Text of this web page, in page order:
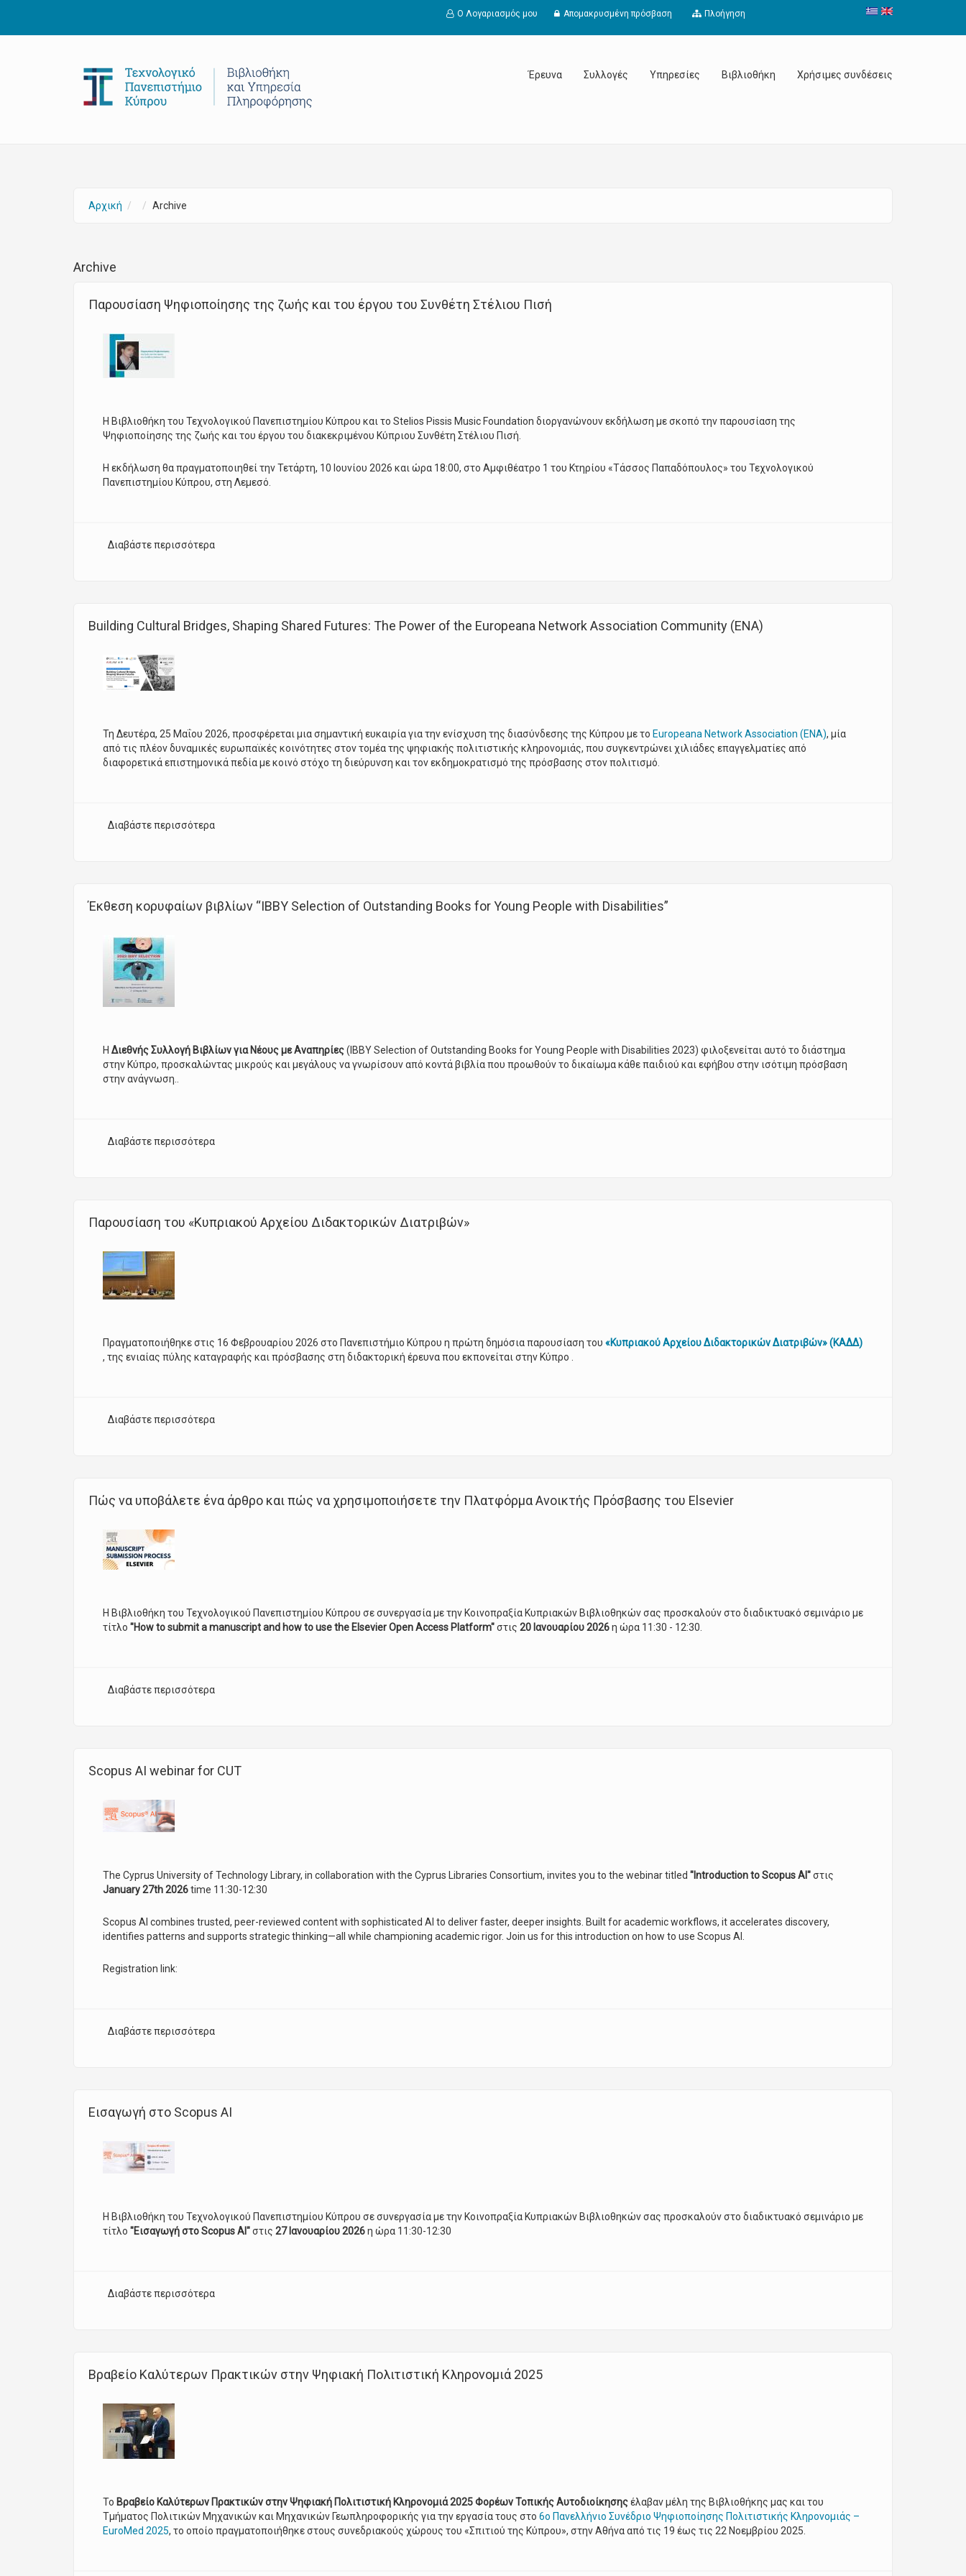
Ο Λογαριασμός μου Απομακρυσμένη πρόσβαση Πλοήγηση
Έρευνα Συλλογές Υπηρεσίες Βιβλιοθήκη Χρήσιμες συνδέσεις
Αρχική Archive
Archive
Παρουσίαση Ψηφιοποίησης της ζωής και του έργου του Συνθέτη Στέλιου Πισή
H Βιβλιοθήκη του Τεχνολογικού Πανεπιστημίου Κύπρου και το Stelios Pissis Music Foundation διοργανώνουν εκδήλωση με σκοπό την παρουσίαση της
Ψηφιοποίησης της ζωής και του έργου του διακεκριμένου Κύπριου Συνθέτη Στέλιου Πισή.
Η εκδήλωση θα πραγματοποιηθεί την Τετάρτη, 10 Ιουνίου 2026 και ώρα 18:00, στο Αμφιθέατρο 1 του Κτηρίου «Τάσσος Παπαδόπουλος» του Τεχνολογικού
Πανεπιστημίου Κύπρου, στη Λεμεσό.
Διαβάστε περισσότερα
Building Cultural Bridges, Shaping Shared Futures: The Power of the Europeana Network Association Community (ΕΝΑ)
Τη Δευτέρα, 25 Μαΐου 2026, προσφέρεται μια σημαντική ευκαιρία για την ενίσχυση της διασύνδεσης της Κύπρου με το Europeana Network Association (ENA), μία
από τις πλέον δυναμικές ευρωπαϊκές κοινότητες στον τομέα της ψηφιακής πολιτιστικής κληρονομιάς, που συγκεντρώνει χιλιάδες επαγγελματίες από
διαφορετικά επιστημονικά πεδία με κοινό στόχο τη διεύρυνση και τον εκδημοκρατισμό της πρόσβασης στον πολιτισμό.
Διαβάστε περισσότερα
Έκθεση κορυφαίων βιβλίων “IBBY Selection of Outstanding Books for Young People with Disabilities”
H Διεθνής Συλλογή Βιβλίων για Νέους με Αναπηρίες(ΙΒΒΥ Selection of Outstanding Books for Young People with Disabilities 2023) φιλοξενείται αυτό το διάστημα
στην Κύπρο, προσκαλώντας μικρούς και μεγάλους να γνωρίσουν από κοντά βιβλία που προωθούν το δικαίωμα κάθε παιδιού και εφήβου στην ισότιμη πρόσβαση
στην ανάγνωση..
Διαβάστε περισσότερα
Παρουσίαση του «Κυπριακού Αρχείου Διδακτορικών Διατριβών»
Πραγματοποιήθηκε στις 16 Φεβρουαρίου 2026 στο Πανεπιστήμιο Κύπρου η πρώτη δημόσια παρουσίαση του «Κυπριακού Αρχείου Διδακτορικών Διατριβών» (ΚΑΔΔ)
, της ενιαίας πύλης καταγραφής και πρόσβασης στη διδακτορική έρευνα που εκπονείται στην Κύπρο .
Διαβάστε περισσότερα
Πώς να υποβάλετε ένα άρθρο και πώς να χρησιμοποιήσετε την Πλατφόρμα Ανοικτής Πρόσβασης του Elsevier
Η Βιβλιοθήκη του Τεχνολογικού Πανεπιστημίου Κύπρου σε συνεργασία με την Κοινοπραξία Κυπριακών Βιβλιοθηκών σας προσκαλούν στο διαδικτυακό σεμινάριο με
τίτλο "How to submit a manuscript and how to use the Elsevier Open Access Platform"στις 20 Ιανουαρίου 2026η ώρα 11:30 - 12:30.
Διαβάστε περισσότερα
Scopus AI webinar for CUT
The Cyprus University of Technology Library, in collaboration with the Cyprus Libraries Consortium, invites you to the webinar titled "Introduction to Scopus AI"στις
January 27th 2026time 11:30-12:30
Scopus AI combines trusted, peer-reviewed content with sophisticated AI to deliver faster, deeper insights. Built for academic workflows, it accelerates discovery,
identifies patterns and supports strategic thinking—all while championing academic rigor. Join us for this introduction on how to use Scopus AI.
Registration link:
Διαβάστε περισσότερα
Εισαγωγή στο Scopus AI
Η Βιβλιοθήκη του Τεχνολογικού Πανεπιστημίου Κύπρου σε συνεργασία με την Κοινοπραξία Κυπριακών Βιβλιοθηκών σας προσκαλούν στο διαδικτυακό σεμινάριο με
τίτλο "Εισαγωγή στο Scopus AI"στις 27 Ιανουαρίου 2026η ώρα 11:30-12:30
Διαβάστε περισσότερα
Βραβείο Καλύτερων Πρακτικών στην Ψηφιακή Πολιτιστική Κληρονομιά 2025
Το Βραβείο Καλύτερων Πρακτικών στην Ψηφιακή Πολιτιστική Κληρονομιά 2025 Φορέων Τοπικής Αυτοδιοίκησηςέλαβαν μέλη της Βιβλιοθήκης μας και του
Τμήματος Πολιτικών Μηχανικών και Μηχανικών Γεωπληροφορικής για την εργασία τους στο 6ο Πανελλήνιο Συνέδριο Ψηφιοποίησης Πολιτιστικής Κληρονομιάς –
EuroMed 2025, το οποίο πραγματοποιήθηκε στους συνεδριακούς χώρους του «Σπιτιού της Κύπρου», στην Αθήνα από τις 19 έως τις 22 Νοεμβρίου 2025.